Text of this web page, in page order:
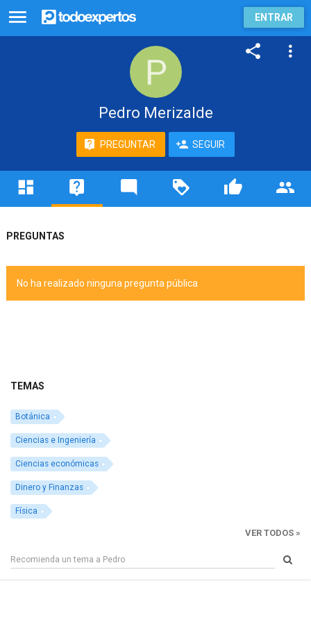
ENTRAR
Pedro Merizalde
PREGUNTAR SEGUIR
PREGUNTAS
No ha realizado ninguna pregunta pública
TEMAS
Botánica
Ciencias e Ingeniería
Ciencias económicas
Dinero y Finanzas
Física
VER TODOS »